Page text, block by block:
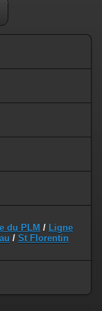
du PLM / Ligne
/ St Florentin